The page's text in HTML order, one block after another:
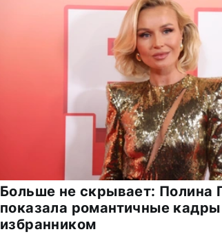
Больше не скрывает: Полина
показала романтичные
избранником